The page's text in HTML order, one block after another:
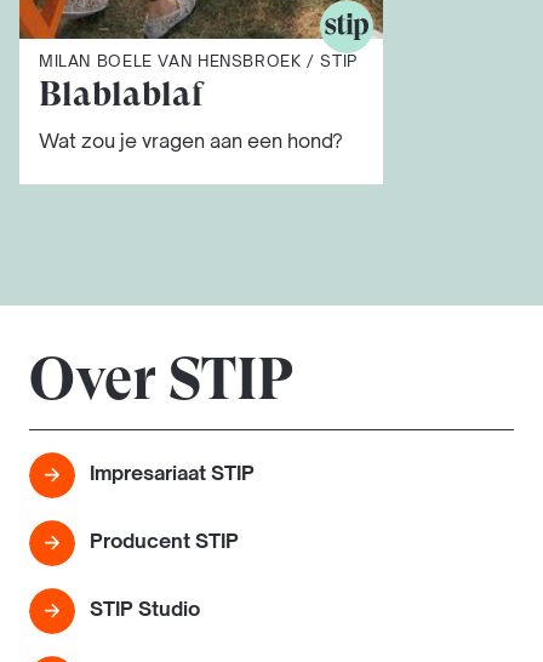
MILAN BOELE VAN HENSBROEK / STIP
Blablablaf
Wat zou je vragen aan een hond?
Over STIP
Impresariaat STIP
Producent STIP
STIP Studio